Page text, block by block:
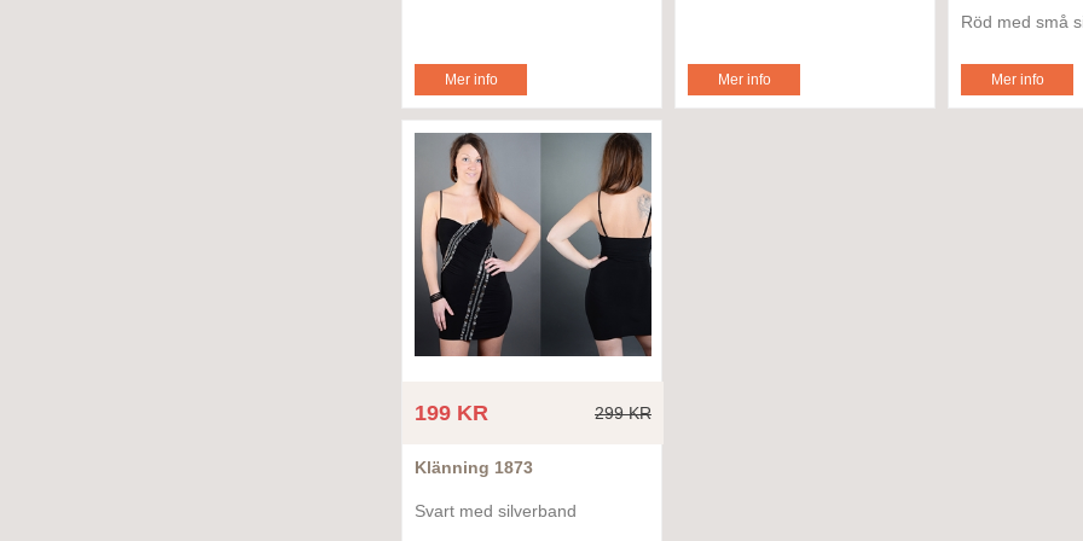
Mer info Mer info
Röd med små
Mer info
199 KR 299 KR
Klänning 1873
Svart med silverband